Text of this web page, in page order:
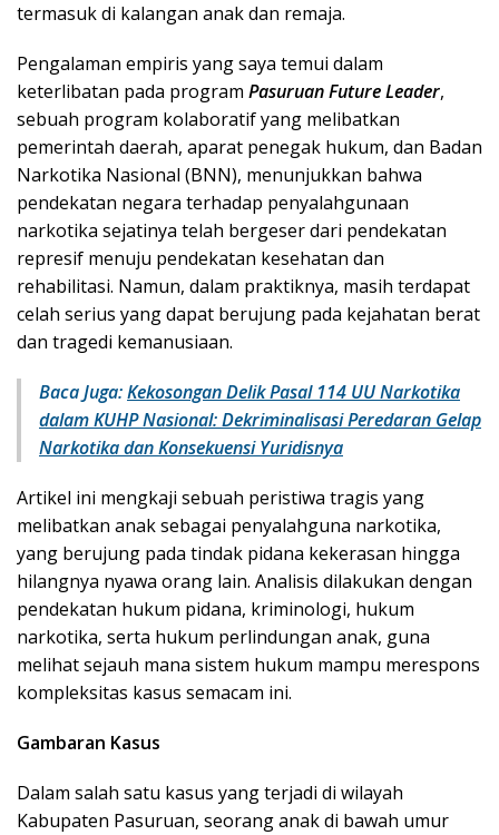
termasuk di kalangan anak dan remaja.
Pengalaman empiris yang saya temui dalam
keterlibatan pada program Pasuruan Future Leader,
sebuah program kolaboratif yang melibatkan
pemerintah daerah, aparat penegak hukum, dan Badan
Narkotika Nasional (BNN), menunjukkan bahwa
pendekatan negara terhadap penyalahgunaan
narkotika sejatinya telah bergeser dari pendekatan
represif menuju pendekatan kesehatan dan
rehabilitasi. Namun, dalam praktiknya, masih terdapat
celah serius yang dapat berujung pada kejahatan berat
dan tragedi kemanusiaan.
Baca Juga:Kekosongan Delik Pasal 114 UU Narkotika
dalam KUHP Nasional: Dekriminalisasi Peredaran Gelap
Narkotika dan Konsekuensi Yuridisnya
Artikel ini mengkaji sebuah peristiwa tragis yang
melibatkan anak sebagai penyalahguna narkotika,
yang berujung pada tindak pidana kekerasan hingga
hilangnya nyawa orang lain. Analisis dilakukan dengan
pendekatan hukum pidana, kriminologi, hukum
narkotika, serta hukum perlindungan anak, guna
melihat sejauh mana sistem hukum mampu merespons
kompleksitas kasus semacam ini.
Gambaran Kasus
Dalam salah satu kasus yang terjadi di wilayah
Kabupaten Pasuruan, seorang anak di bawah umur